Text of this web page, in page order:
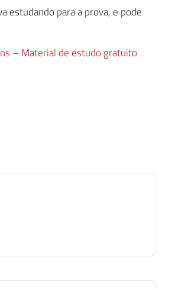
estudando para a prova, e pode
– Material de estudo gratuito